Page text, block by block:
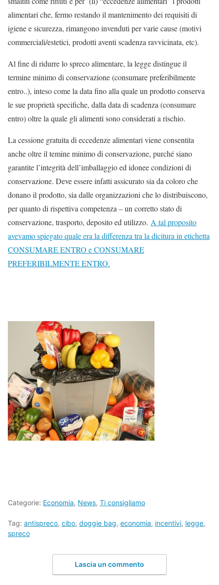
alimentari che, fermo restando il mantenimento dei requisiti di
igiene e sicurezza, rimangono invenduti per varie cause (motivi
commerciali/estetici, prodotti aventi scadenza ravvicinata, etc).
Al fine di ridurre lo spreco alimentare, la legge distingue il
termine minimo di conservazione (consumare preferibilmente
entro..), inteso come la data fino alla quale un prodotto conserva
le sue proprietà specifiche, dalla data di scadenza (consumare
entro) oltre la quale gli alimenti sono considerati a rischio.
La cessione gratuita di eccedenze alimentari viene consentita
anche oltre il temine minimo di conservazione, purché siano
garantite l’integrità dell’imballaggio ed idonee condizioni di
conservazione. Deve essere infatti assicurato sia da coloro che
donano il prodotto, sia dalle organizzazioni che lo distribuiscono,
per quanto di rispettiva competenza – un corretto stato di
conservazione, trasporto, deposito ed utilizzo. A tal proposito
avevamo spiegato quale era la differenza tra la dicitura in etichetta
CONSUMARE ENTRO e CONSUMARE
PREFERIBILMENTE ENTRO.
Categorie: Economia, News, Ti consigliamo
Tag: antispreco, cibo, doggie bag, economia, incentivi, legge,
spreco
Lascia un commento